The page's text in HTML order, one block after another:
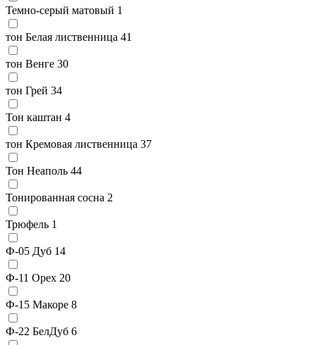
Темно-серый матовый 1
тон Белая лиственница 41
тон Венге 30
тон Грей 34
Тон каштан 4
тон Кремовая лиственница 37
Тон Неаполь 44
Тонированная сосна 2
Трюфель 1
Ф-05 Дуб 14
Ф-11 Орех 20
Ф-15 Макоре 8
Ф-22 БелДуб 6